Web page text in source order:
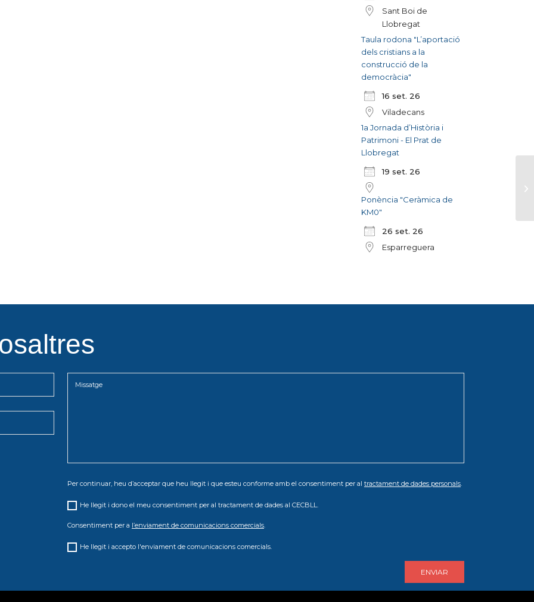
Sant Boi de
Llobregat
Taula rodona "L’aportació
dels cristians a la
construcció de la
democràcia"
16 set. 26
Viladecans
1a Jornada d’Història i
Patrimoni - El Prat de
Llobregat
19 set. 26
Ponència "Ceràmica de
KM0"
26 set. 26
Esparreguera
Per continuar, heu d’acceptar que heu llegit i que esteu conforme amb el consentiment per al tractament de dades personals.
He llegit i dono el meu consentiment per al tractament de dades al CECBLL.
Consentiment per a l’enviament de comunicacions comercials.
He llegit i accepto l'enviament de comunicacions comercials.